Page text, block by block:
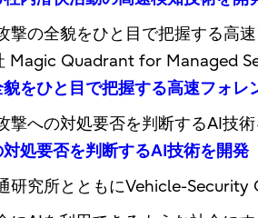
撃の全貌をひと目で把握する高
Magic Quadrant for Managed
をひと目で把握する高速フォレ
撃への対処要否を判断するAI技
処要否を判断するAI技術を開発
研究所とともにVehicle-